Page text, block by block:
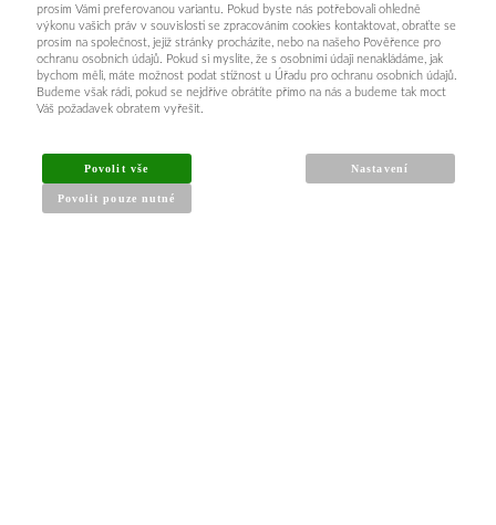
INFORMACE PRO KUPUJÍCÍ
Obchodní podmínky
prosím Vámi preferovanou variantu. Pokud byste nás potřebovali ohledně
výkonu vašich práv v souvislosti se zpracováním cookies kontaktovat, obraťte se
prosím na společnost, jejíž stránky procházíte, nebo na našeho Pověřence pro
ochranu osobních údajů. Pokud si myslíte, že s osobními údaji nenakládáme, jak
bychom měli, máte možnost podat stížnost u Úřadu pro ochranu osobních údajů.
Budeme však rádi, pokud se nejdříve obrátíte přímo na nás a budeme tak moct
Váš požadavek obratem vyřešit.
Povolit vše
Povolit pouze nutné
Nastavení